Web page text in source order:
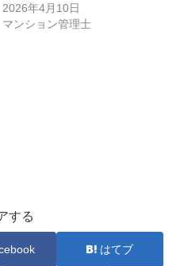
2026年4月10日
マンション管理士
する
はてブ